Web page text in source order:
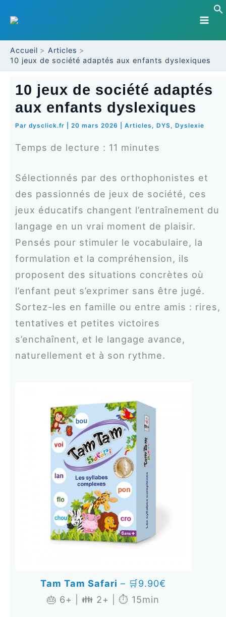
au
contenu
Accueil
Articles
10 jeux de société adaptés aux enfants dyslexiques
10 jeux de société adaptés
aux enfants dyslexiques
Par dysclick.fr 20 mars 2026 Articles , DYS , Dyslexie
Temps de lecture : 11 minutes
Sélectionnés par des orthophonistes et
des passionnés de jeux de société, ces
jeux éducatifs changent l’entraînement du
langage en un vrai moment de plaisir.
Pensés pour stimuler le vocabulaire, la
formulation et la compréhension, ils
proposent des situations concrètes où
l’enfant peut s’exprimer sans être jugé.
Sortez-les en famille ou entre amis : rires,
tentatives et petites victoires
s’enchaînent, et le langage avance,
naturellement et à son rythme.
Tam Tam Safari – 🛒9.90€
🎂 6+ | 👪 2+ | ⏱️ 15min